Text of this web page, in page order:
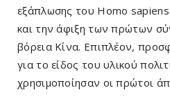
εξάπλωσης του Homo sapiens
και την άφιξη των πρώτων
βόρεια Κίνα. Επιπλέον,
για το είδος του υλικού
χρησιμοποίησαν οι πρώτοι